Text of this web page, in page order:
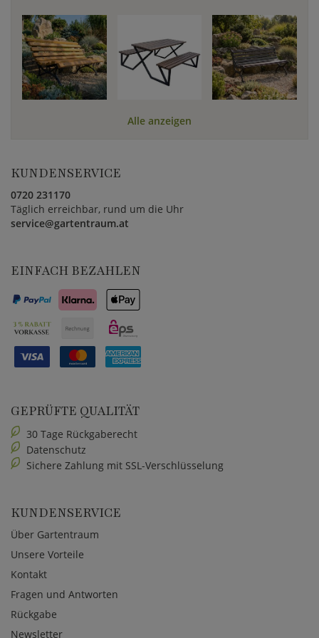
Alle anzeigen
KUNDENSERVICE
0720 231170
Täglich erreichbar, rund um die Uhr
service@gartentraum.at
EINFACH BEZAHLEN
GEPRÜFTE QUALITÄT
30 Tage Rückgaberecht
Datenschutz
Sichere Zahlung mit SSL-Verschlüsselung
KUNDENSERVICE
Über Gartentraum
Unsere Vorteile
Kontakt
Fragen und Antworten
Rückgabe
Newsletter